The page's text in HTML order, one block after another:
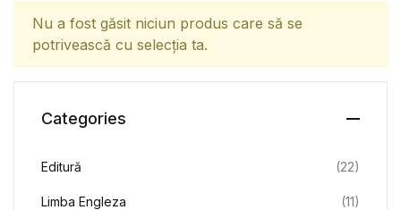
Nu a fost găsit niciun produs care să se
potrivească cu selecția ta.
Categories
Editură (22)
Limba Engleza (11)